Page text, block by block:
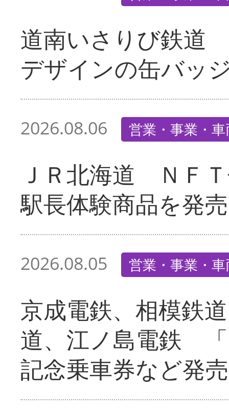
道南いさりび鉄道
デザインの缶バッ
2026.08.06 営業・事業・
ＪＲ北海道 ＮＦ
駅長体験商品を発売
2026.08.05 営業・事業・
京成電鉄、相模鉄
道、江ノ島電鉄
記念乗車券など発売